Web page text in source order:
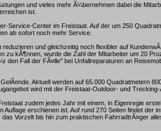
und vieles mehr Ã¼bernehmen dabei die
ist.
Service-Center im Freistaat. Auf der um 250
ab sofort noch mehr Service.
und gleichzeitig noch flexibler auf
zu kÃ¶nnen, wurde die Zahl der Mitarbeiter um 20
den Fall der FÃ¤lle" bei Unfallreparaturen an
Aktuell werden auf 65.000 Quadratmetern
wird mit der Freistaat-Outdoor- und Trecking-
zudem jedes Jahr mit einem, in Eigenregie
Auflage erschienen ist. Auf rund 270 Seiten findet der
Vorzelt bis hin zum praktischen FahrradtrÃ¤ger